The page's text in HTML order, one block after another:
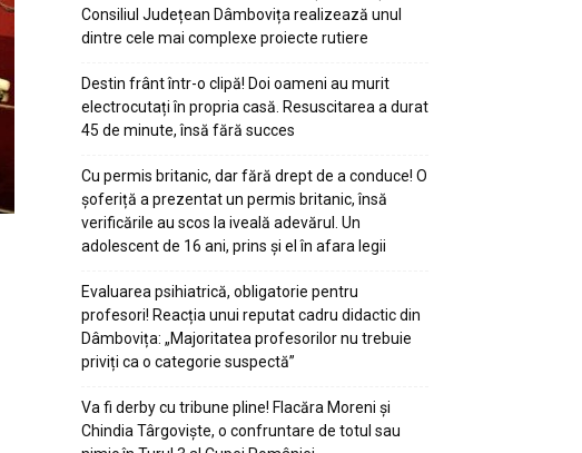
Consiliul Județean Dâmbovița realizează unul
dintre cele mai complexe proiecte rutiere
Destin frânt într-o clipă! Doi oameni au murit
electrocutați în propria casă. Resuscitarea a durat
45 de minute, însă fără succes
Cu permis britanic, dar fără drept de a conduce! O
șoferiță a prezentat un permis britanic, însă
verificările au scos la iveală adevărul. Un
adolescent de 16 ani, prins și el în afara legii
Evaluarea psihiatrică, obligatorie pentru
profesori! Reacția unui reputat cadru didactic din
Dâmbovița: „Majoritatea profesorilor nu trebuie
priviți ca o categorie suspectă”
Va fi derby cu tribune pline! Flacăra Moreni și
Chindia Târgoviște, o confruntare de totul sau